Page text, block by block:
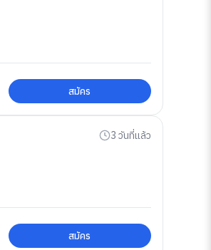
สมัคร
3 วันที่แล้ว
สมัคร